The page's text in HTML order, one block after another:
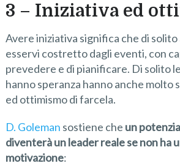
3 – Iniziativa ed
Avere iniziativa significa che di solito
esservi costretto dagli eventi, con
prevedere e di pianificare. Di solito
hanno speranza hanno anche molto
ed ottimismo di farcela.
D. Goleman sostiene che un
diventerà un leader reale se non ha
motivazione: